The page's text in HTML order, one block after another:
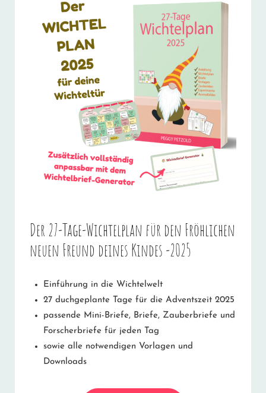
Der 27-Tage-Wichtelplan für den Fröhlichen
neuen Freund deines Kindes -2025
Einführung in die Wichtelwelt
27 duchgeplante Tage für die Adventszeit 2025
passende Mini-Briefe, Briefe, Zauberbriefe und
Forscherbriefe für jeden Tag
sowie alle notwendigen Vorlagen und
Downloads